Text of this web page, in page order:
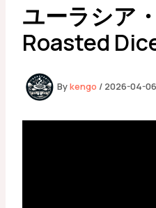
ユーラシア
Roasted
Bykengo / 2026-04-06